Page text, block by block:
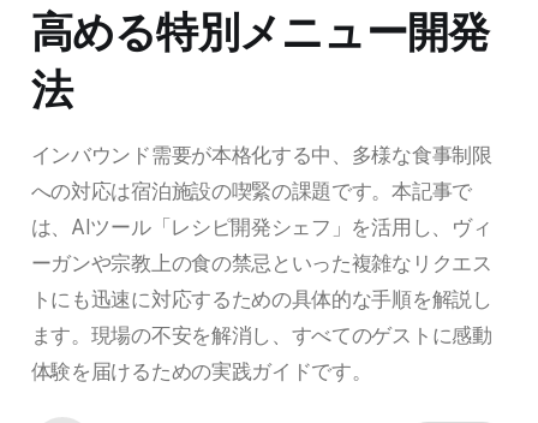
高める特別メニュー開発
法
インバウンド需要が本格化する中、多様な食事制限
への対応は宿泊施設の喫緊の課題です。本記事で
は、AIツール「レシピ開発シェフ」を活用し、ヴィ
ーガンや宗教上の食の禁忌といった複雑なリクエス
トにも迅速に対応するための具体的な手順を解説し
ます。現場の不安を解消し、すべてのゲストに感動
体験を届けるための実践ガイドです。